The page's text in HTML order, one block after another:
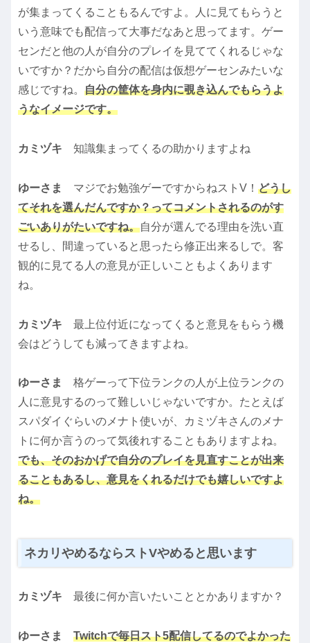
が集まってくることもるんですよ。人に見てもらうと
いう意味でも配信って大事だなあと思ってます。ゲー
センだと他の人が自分のプレイを見ててくれるじゃな
いですか？だから自分の配信は仮想ゲーセンみたいな
感じですね。 自分の筐体を身内に覗き込んでもらうよ
うなイメージです。
カミヅキ 知識集まってくるの助かりますよね
ゆーさま マジでお勉強ゲーですからねストV！ どうし
てそれを選んだんですか？ってコメントされるのがす
ごいありがたいですね。自分が選んでる理由を洗い直
せるし、間違っていると思ったら修正出来るしで。客
観的に見てる人の意見が正しいこともよくあります
ね。
カミヅキ 最上位付近になってくると意見をもらう機
会はどうしても減ってきますよね。
ゆーさま 格ゲーって下位ランクの人が上位ランクの
人に意見するのって難しいじゃないですか。たとえば
スパダイぐらいのメナト使いが、カミヅキさんのメナ
トに何か言うのって気後れすることもありますよね。
でも、そのおかげで自分のプレイを見直すことが出来
ることもあるし、意見をくれるだけでも嬉しいですよ
ね。
ネカリやめるならストVやめると思います
カミヅキ 最後に何か言いたいこととかありますか？
ゆーさま Twitchで毎日スト5配信してるのでよかった